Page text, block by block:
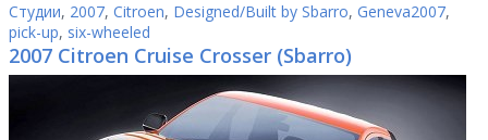
Студии, 2007, Citroen, Designed/Built by Sbarro, Geneva2007,
pick-up, six-wheeled
2007 Citroen Cruise Crosser (Sbarro)